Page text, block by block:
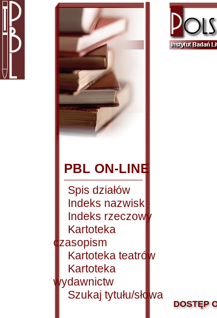
PBL ON-LINE
Spis działów
Indeks nazwisk
Indeks rzeczowy
Kartoteka
czasopism
Kartoteka teatrów
Kartoteka
wydawnictw
Szukaj tytułu/słowa
DOSTĘP